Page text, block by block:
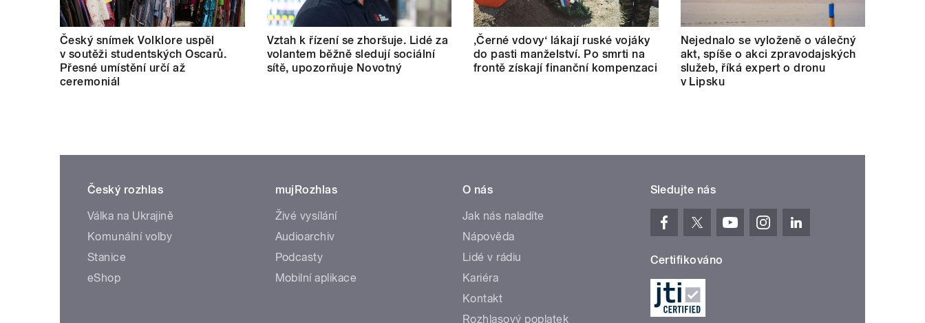
Český snímek Volklore uspěl
v soutěži studentských Oscarů.
Přesné umístění určí až
ceremoniál
Vztah k řízení se zhoršuje. Lidé za
volantem běžně sledují sociální
sítě, upozorňuje Novotný
‚Černé vdovy‘ lákají ruské vojáky
do pasti manželství. Po smrti na
frontě získají finanční kompenzaci
Nejednalo se vyloženě o válečný
akt, spíše o akci zpravodajských
služeb, říká expert o dronu
v Lipsku
Český rozhlas
Válka na Ukrajině
Komunální volby
Stanice
eShop
mujRozhlas
Živé vysílání
Audioarchiv
Podcasty
Mobilní aplikace
O nás
Jak nás naladíte
Nápověda
Lidé v rádiu
Kariéra
Kontakt
Rozhlasový poplatek
Sledujte nás
Certifikováno